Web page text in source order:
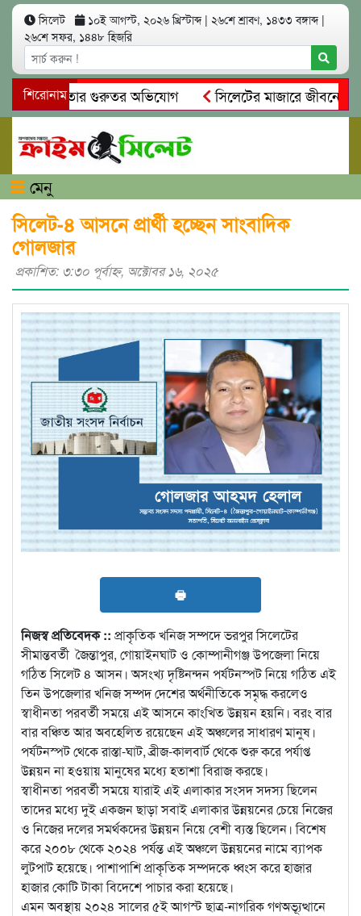
সিলেট ১০ই আগস্ট, ২০২৬ খ্রিস্টাব্দ | ২৬শে শ্রাবণ, ১৪৩৩ বঙ্গাব্দ |
২৬শে সফর, ১৪৪৮ হিজরি
শিরোনাম গুরুতর অভিযোগ
সিলেটের মাজারে জীবনের শেষ
ফাঁস
গোয়াইনঘাটে প্রেমের ফাঁদে তরুণী পাচার: মাদকাসক্ত
মেনু
সিলেট-৪ আসনে প্রার্থী হচ্ছেন সাংবাদিক
গোলজার
প্রকাশিত: ৩:৩০ পূর্বাহ্ণ, অক্টোবর ১৬, ২০২৫
🖶
নিজস্ব প্রতিবেদক :: প্রাকৃতিক খনিজ সম্পদে ভরপুর সিলেটের
সীমান্তবর্তী জৈন্তাপুর, গোয়াইনঘাট ও কোম্পানীগঞ্জ উপজেলা নিয়ে
গঠিত সিলেট ৪ আসন। অসংখ্য দৃষ্টিনন্দন পর্যটনস্পট নিয়ে গঠিত এই
তিন উপজেলার খনিজ সম্পদ দেশের অর্থনীতিকে সমৃদ্ধ করলেও
স্বাধীনতা পরবর্তী সময়ে এই আসনে কাংখিত উন্নয়ন হয়নি। বরং বার
বার বঞ্চিত আর অবহেলিত রয়েছেন এই অঞ্চলের সাধারণ মানুষ।
পর্যটনস্পট থেকে রাস্তা-ঘাট, ব্রীজ-কালবার্ট থেকে শুরু করে পর্যাপ্ত
উন্নয়ন না হওয়ায় মানুষের মধ্যে হতাশা বিরাজ করছে।
স্বাধীনতা পরবর্তী সময়ে যারাই এই এলাকার সংসদ সদস্য ছিলেন
তাদের মধ্যে দুই একজন ছাড়া সবাই এলাকার উন্নয়নের চেয়ে নিজের
ও নিজের দলের সমর্থকদের উন্নয়ন নিয়ে বেশী ব্যস্ত ছিলেন। বিশেষ
করে ২০০৮ থেকে ২০২৪ পর্যন্ত এই অঞ্চলে উন্নয়নের নামে ব্যাপক
লুটপাট হয়েছে। পাশাপাশি প্রাকৃতিক সম্পদকে ধ্বংস করে হাজার
হাজার কোটি টাকা বিদেশে পাচার করা হয়েছে।
এমন অবস্থায় ২০২৪ সালের ৫ই আগস্ট ছাত্র-নাগরিক গণঅভ্যূত্থানে